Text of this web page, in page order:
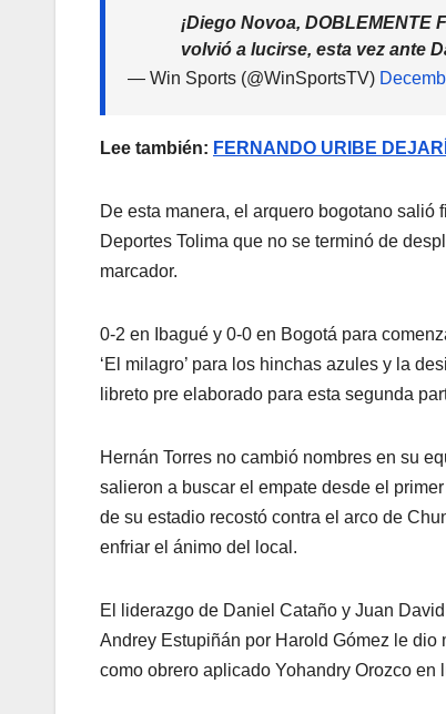
¡Diego Novoa,
volvió a lucirse, esta vez ante
— Win Sports (@WinSportsTV)
Lee también: FERNANDO URIBE
De esta manera, el arquero bogotano salió
Deportes Tolima que no se terminó de
marcador.
0-2 en Ibagué y 0-0 en Bogotá para
‘El milagro’ para los hinchas azules y la
libreto pre elaborado para esta segunda
Hernán Torres no cambió nombres en su
salieron a buscar el empate desde el
de su estadio recostó contra el arco de
enfriar el ánimo del local.
El liderazgo de Daniel Cataño y Juan
Andrey Estupiñán por Harold Gómez le dio
como obrero aplicado Yohandry Orozco en